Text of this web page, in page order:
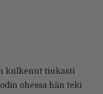
kulkenut tiukasti
ohessa hän teki